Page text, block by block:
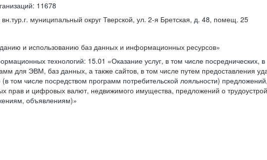
11678
муниципальный округ Тверской, ул. 2-я Бретская, д. 48, помещ. 25
и использованию баз данных и информационных ресурсов»
технологий: 15.01 «Оказание услуг, в том числе
для ЭВМ, баз данных, а также сайтов, в том числе путем предоставления
числе посредством программ потребительской лояльности)
прав и цифровых валют, недвижимого имущества, предложений о
объявлениям)»